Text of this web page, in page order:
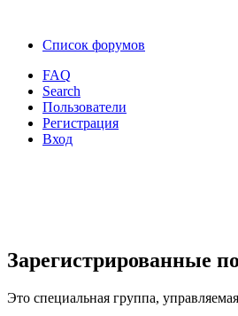
Список форумов
FAQ
Search
Пользователи
Регистрация
Вход
Зарегистрированные
Это специальная группа,